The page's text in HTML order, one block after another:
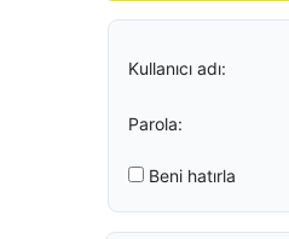
Kullanıcı adı:
Parola:
Beni hatırla